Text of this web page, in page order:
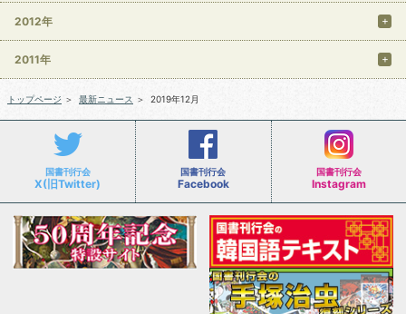
2012年
2011年
トップページ ＞ 最新ニュース ＞ 2019年12月
国書刊行会
X(旧Twitter)
国書刊行会
Facebook
国書刊行会
Instagram